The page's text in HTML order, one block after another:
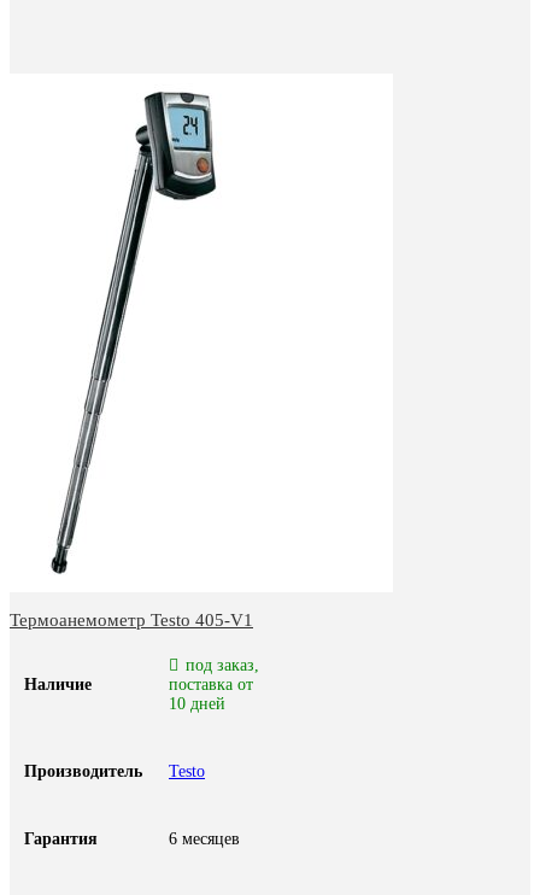
Термоанемометр Testo 405-V1
Наличие
под заказ,
поставка от
10 дней
Производитель Testo
Гарантия 6 месяцев